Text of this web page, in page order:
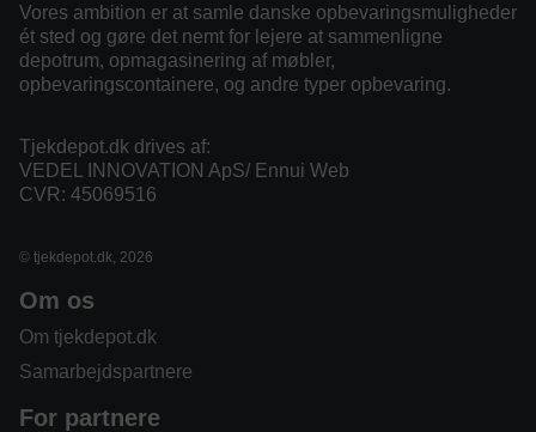
Vores ambition er at samle danske opbevaringsmuligheder
ét sted og gøre det nemt for lejere at sammenligne
depotrum, opmagasinering af møbler,
opbevaringscontainere, og andre typer opbevaring.
Tjekdepot.dk drives af:
VEDEL INNOVATION ApS/ Ennui Web
CVR: 45069516
© tjekdepot.dk, 2026
Om os
Om tjekdepot.dk
Samarbejdspartnere
For partnere